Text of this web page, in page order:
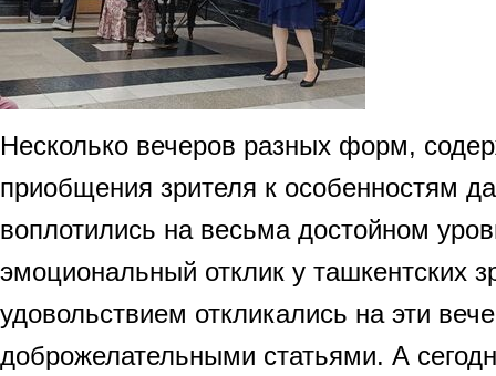
Несколько вечеров разных форм,
приобщения зрителя к особенностям
воплотились на весьма достойном
эмоциональный отклик у ташкентских
удовольствием откликались на эти
доброжелательными статьями. А